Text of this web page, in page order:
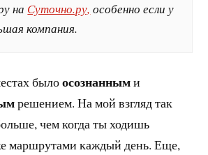
на Суточно.ру, особенно если у
компания.
былоосознанными
решением. На мой взгляд так
чем когда ты ходишь
маршрутами каждый день. Еще,